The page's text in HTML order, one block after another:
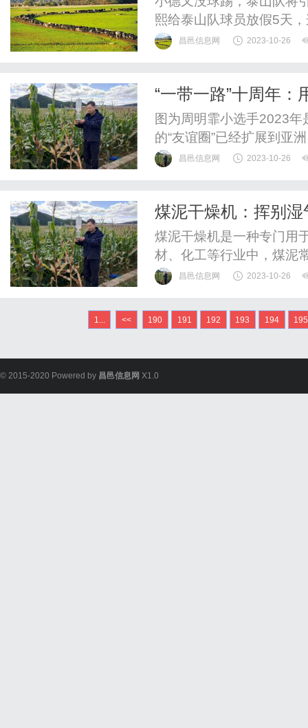
熙给泰山队球员放假5天，
昌邑信息网 2023-10-26
“一带一路”十周年
图为周明霏小选手2023年
的“友谊圈”已经扩展到亚
昌邑信息网 2023-10-26
煤泥干燥机：挥别
煤泥干燥机是一种专门用
材、化工等行业中，煤泥
少运输成本。煤泥中的湿
燥机采用先进的干燥技术
变得干燥，提高其热值。
昌邑信息网 2023-10-26
1... << 190 191 192 193 194 195
© 2015-2020 Powered by 昌邑信息网 X1.0